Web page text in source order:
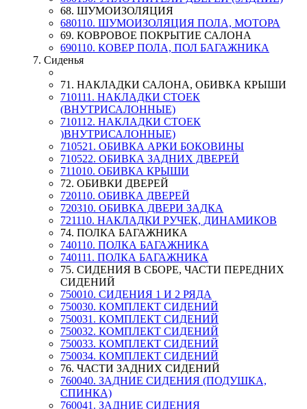
68. ШУМОИЗОЛЯЦИЯ
680110. ШУМОИЗОЛЯЦИЯ ПОЛА, МОТОРА
69. КОВРОВОЕ ПОКРЫТИЕ САЛОНА
690110. КОВЕР ПОЛА, ПОЛ БАГАЖНИКА
7. Сиденья
71. НАКЛАДКИ САЛОНА, ОБИВКА КРЫШИ
710111. НАКЛАДКИ СТОЕК
(ВНУТРИСАЛОННЫЕ)
710112. НАКЛАДКИ СТОЕК
)ВНУТРИСАЛОННЫЕ)
710521. ОБИВКА АРКИ БОКОВИНЫ
710522. ОБИВКА ЗАДНИХ ДВЕРЕЙ
711010. ОБИВКА КРЫШИ
72. ОБИВКИ ДВЕРЕЙ
720110. ОБИВКА ДВЕРЕЙ
720310. ОБИВКА ДВЕРИ ЗАДКА
721110. НАКЛАДКИ РУЧЕК, ДИНАМИКОВ
74. ПОЛКА БАГАЖНИКА
740110. ПОЛКА БАГАЖНИКА
740111. ПОЛКА БАГАЖНИКА
75. СИДЕНИЯ В СБОРЕ, ЧАСТИ ПЕРЕДНИХ
СИДЕНИЙ
750010. СИДЕНИЯ 1 И 2 РЯДА
750030. КОМПЛЕКТ СИДЕНИЙ
750031. КОМПЛЕКТ СИДЕНИЙ
750032. КОМПЛЕКТ СИДЕНИЙ
750033. КОМПЛЕКТ СИДЕНИЙ
750034. КОМПЛЕКТ СИДЕНИЙ
76. ЧАСТИ ЗАДНИХ СИДЕНИЙ
760040. ЗАДНИЕ СИДЕНИЯ (ПОДУШКА,
СПИНКА)
760041. ЗАДНИЕ СИДЕНИЯ